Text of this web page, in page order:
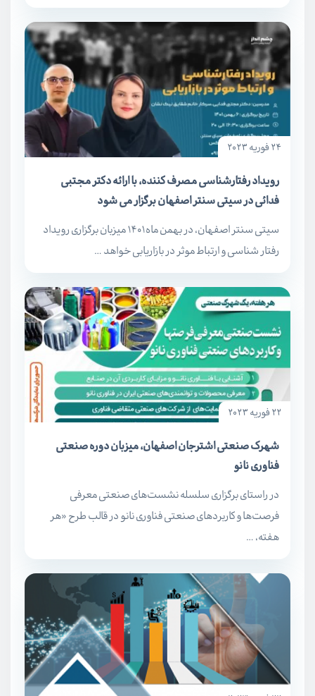
24 فوریه 2023
رویداد رفتارشناسی مصرف کننده، با ارائه دکتر مجتبی
فدائی در سیتی سنتر اصفهان برگزار می شود
سیتی سنتر اصفهان، در بهمن ماه ۱۴۰۱ میزبان برگزاری رویداد
رفتار شناسی و ارتباط موثر در بازاریابی خواهد …
22 فوریه 2023
شهرک صنعتی اشترجان اصفهان، میزبان دوره صنعتی
فناوری نانو
در راستای برگزاری سلسله نشست‌های صنعتی معرفی
فرصت‌ها و کاربردهای صنعتی فناوری نانو در قالب طرح «هر
هفته، …